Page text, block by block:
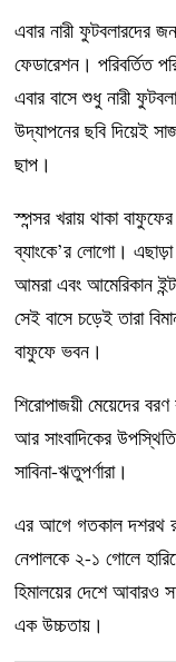
এবার নারী ফুটবলারদের
ফেডারেশন। পরিবর্তিত
এবার বাসে শুধু নারী
উদ্‌যাপনের ছবি দিয়েই
ছাপ।
স্পন্সর খরায় থাকা
ব্যাংকে’র লোগো। এছাড়া
আমরা এবং আমেরিকান
সেই বাসে চড়েই তারা
বাফুফে ভবন।
শিরোপাজয়ী মেয়েদের
আর সাংবাদিকের
সাবিনা-ঋতুপর্ণারা।
এর আগে গতকাল দশরথ
নেপালকে ২-১ গোলে
হিমালয়ের দেশে আবারও
এক উচ্চতায়।